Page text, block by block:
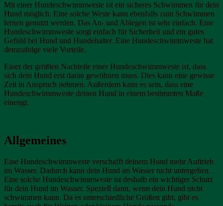
Mit einer Hundeschwimmweste ist ein sicheres Schwimmen für dein
Hund möglich. Eine solche Weste kann ebenfalls zum Schwimmen
lernen genutzt werden. Das An- und Ablegen ist sehr einfach. Eine
Hundeschwimmweste sorgt einfach für Sicherheit und ein gutes
Gefühl bei Hund und Hundehalter. Eine Hundeschwimmweste hat
demzufolge viele Vorteile.
Einer der größten Nachteile einer Hundeschwimmweste ist, dass
sich dein Hund erst daran gewöhnen muss. Dies kann eine gewisse
Zeit in Anspruch nehmen. Außerdem kann es sein, dass eine
Hundeschwimmweste deinen Hund in einem bestimmten Maße
einengt.
Allgemeines
Eine Hundeschwimmweste verschafft deinem Hund mehr Auftrieb
im Wasser. Dadurch kann dein Hund im Wasser nicht untergehen.
Eine solche Hundeschwimmweste ist deshalb ein wichtiger Schutz
für dein Hund im Wasser. Speziell dann, wenn dein Hund nicht
schwimmen kann. Da es unterschiedliche Größen gibt, gibt es